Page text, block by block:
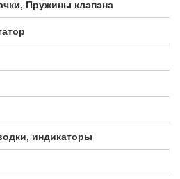
Пружины клапана
индикаторы